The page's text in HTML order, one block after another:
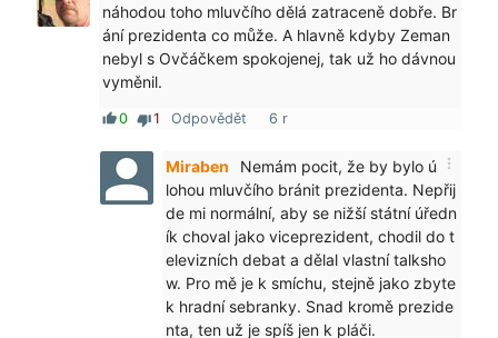
náhodou toho mluvčího dělá zatraceně dobře. Br
ání prezidenta co může. A hlavně kdyby Zeman
nebyl s Ovčáčkem spokojenej, tak už ho dávnou
vyměnil.
thumb_up0 thumb_down1 Odpovědět 6 r
Miraben more_vert
Nemám pocit, že by bylo ú
lohou mluvčího bránit prezidenta. Nepřij
de mi normální, aby se nižší státní úředn
ík choval jako viceprezident, chodil do t
elevizních debat a dělal vlastní talksho
w. Pro mě je k smíchu, stejně jako zbyte
k hradní sebranky. Snad kromě prezide
nta, ten už je spíš jen k pláči.